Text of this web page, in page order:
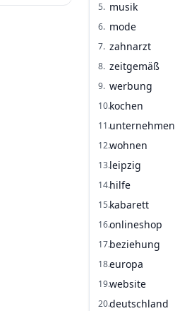
5. musik
6. mode
7. zahnarzt
8. zeitgemäß
9. werbung
10.kochen
11.unternehmen
12.wohnen
13.leipzig
14.hilfe
15.kabarett
16.onlineshop
17.beziehung
18.europa
19.website
20.deutschland